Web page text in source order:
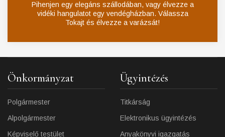
Pihenjen egy elegáns szállodában, vagy élvezze a
vidéki hangulatot egy vendégházban. Válassza
Tokajt és élvezze a varázsát!
Önkormányzat
Polgármester
Alpolgármester
Képviselő testület
Ügyintézés
Titkárság
Elektronikus ügyintézés
Anyakönyvi igazgatás